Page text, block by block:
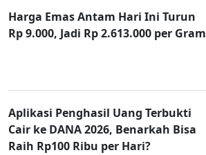
Harga Emas Antam Hari Ini Turun
Rp 9.000, Jadi Rp 2.613.000 per Gram
Aplikasi Penghasil Uang Terbukti
Cair ke DANA 2026, Benarkah Bisa
Raih Rp100 Ribu per Hari?